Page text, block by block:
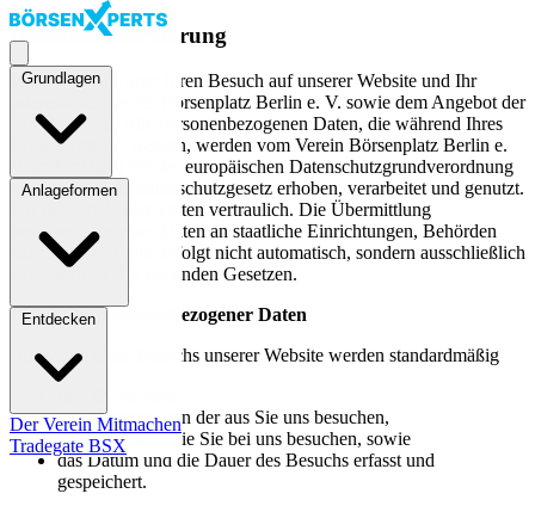
Direkt zum Inhalt
Direkt zum Inhalt
Grundlagen
Anlageformen
Entdecken
Der Verein Mitmachen
Tradegate BSX (öffnet in neuem Fenster)
Datenschutzerklärung
Wir freuen uns über Ihren Besuch auf unserer Website und Ihr
Interesse am Verein Börsenplatz Berlin e. V. sowie dem Angebot der
BörsenXperts. Alle personenbezogenen Daten, die während Ihres
Besuchs erfasst werden, werden vom Verein Börsenplatz Berlin e.
V. im Einklang mit der europäischen Datenschutzgrundverordnung
und dem Bundesdatenschutzgesetz erhoben, verarbeitet und genutzt.
Wir behandeln Ihre Daten vertraulich. Die Übermittlung
personenbezogener Daten an staatliche Einrichtungen, Behörden
oder sonstige Dritte erfolgt nicht automatisch, sondern ausschließlich
entsprechend den geltenden Gesetzen.
Erfassung personenbezogener Daten
Anlässlich eines Besuchs unserer Website werden standardmäßig
die Webseite, von der aus Sie uns besuchen,
die Webseiten, die Sie bei uns besuchen, sowie
das Datum und die Dauer des Besuchs erfasst und
gespeichert.